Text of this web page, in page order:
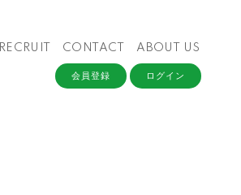
RECRUIT CONTACT ABOUT US
会員登録 ログイン